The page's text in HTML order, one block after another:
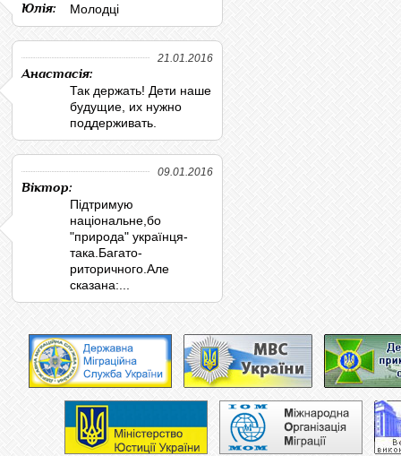
Юлія: Молодці
21.01.2016
Анастасія:
Так держать! Дети наше
будущие, их нужно
поддерживать.
09.01.2016
Віктор:
Підтримую
національне,бо
"природа" українця-
така.Багато-
риторичного.Але
сказана:...